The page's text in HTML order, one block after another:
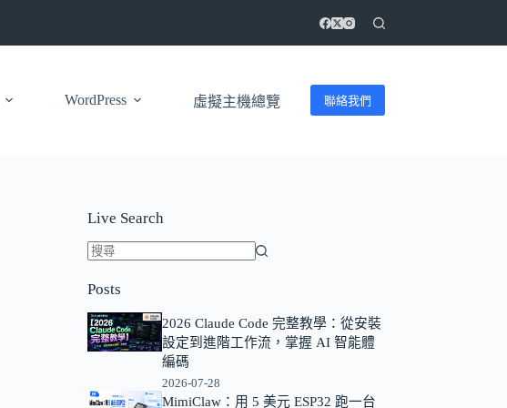
WordPress 虛擬主機總覽 聯絡我們
Live Search
不
到
符
件
Posts
2026 Claude Code 完整教學：從安裝
設定到進階工作流，掌握 AI 智能體
編碼
2026-07-28
MimiClaw：用 5 美元 ESP32 跑一台